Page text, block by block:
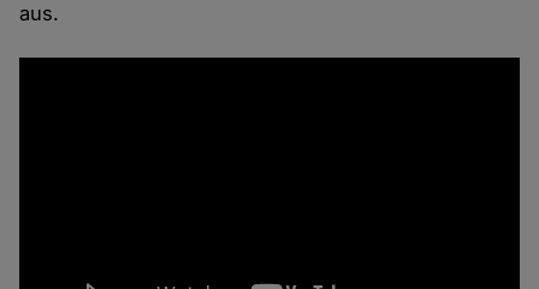
aus.